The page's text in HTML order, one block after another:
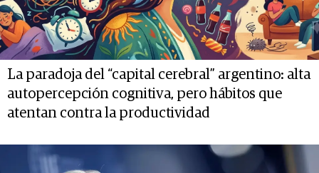
La paradoja del “capital cerebral” argentino: alta
autopercepción cognitiva, pero hábitos que
atentan contra la productividad